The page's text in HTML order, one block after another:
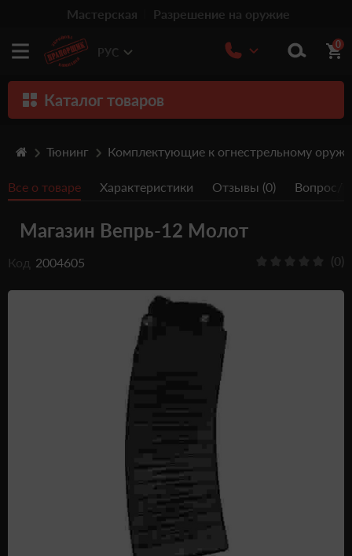
Мастерская Разрешение на оружие
РУС
0
Каталог товаров
Травматическое оружие
Пистолеты
Оптика
Тюнинг
Релоадинг патронов
Подарочные Сертификати
Тюнинг Комплектующие к огнестрельному
Все о товаре Характеристики Отзывы (0) Вопрос/
Магазин Вепрь-12 Молот
Код 2004605 (0)